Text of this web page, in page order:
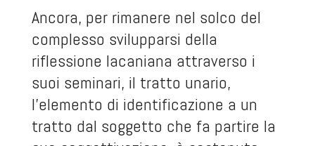
Ancora, per rimanere nel solco del
complesso svilupparsi della
riflessione lacaniana attraverso i
suoi seminari, il tratto unario,
l’elemento di identificazione a un
tratto dal soggetto che fa partire la